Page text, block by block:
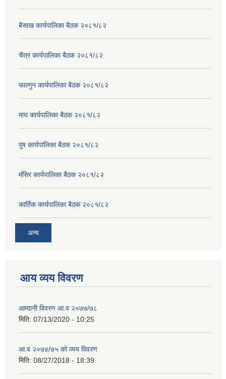
बैसाख कार्यपालिका बैठक २०८१/८२
चैत्र कार्यपालिका बैठक २०८१/८२
फाल्गुन कार्यपालिका बैठक २०८१/८२
माघ कार्यपालिका बैठक २०८१/८२
पुष कार्यपालिका बैठक २०८१/८२
मंसिर कार्यपालिका बैठक २०८१/८२
कार्तिक कार्यपालिका बैठक २०८१/८२
अन्य
आय व्यय विवरण
आम्दानी विवरण आ.व २०७७/७८
मिति: 07/13/2020 - 10:25
आ.व २०७४/७५ को व्यय विवरण
मिति: 08/27/2018 - 18:39